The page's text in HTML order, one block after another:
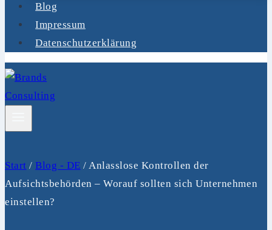
Blog
Impressum
Datenschutzerklärung
Start / Blog - DE / Anlasslose Kontrollen der
Aufsichtsbehörden – Worauf sollten sich Unternehmen
einstellen?